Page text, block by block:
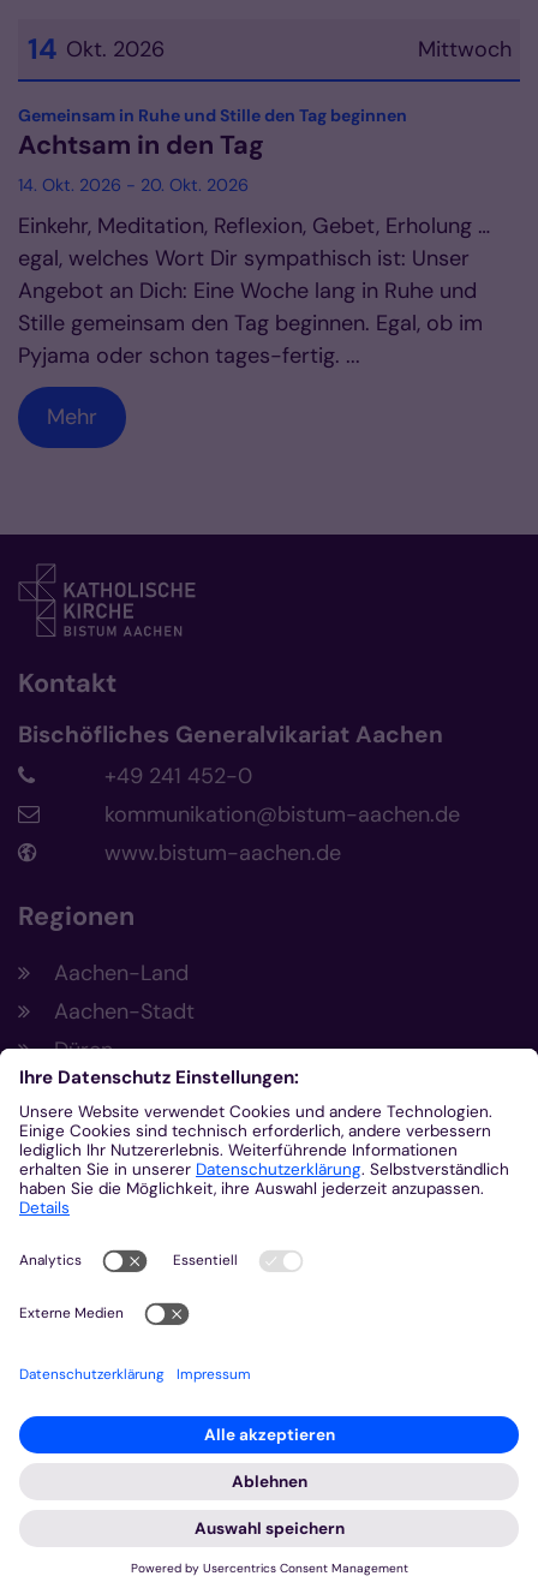
Mittwoch
14 Okt. 2026
Datum: 14. Oktober 2026
Gemeinsam in Ruhe und Stille den Tag beginnen
Achtsam in den Tag
14. Okt. 2026 - 20. Okt. 2026
Einkehr, Meditation, Reflexion, Gebet, Erholung …
egal, welches Wort Dir sympathisch ist: Unser
Angebot an Dich: Eine Woche lang in Ruhe und
Stille gemeinsam den Tag beginnen. Egal, ob im
Pyjama oder schon tages-fertig. ...
Mehr
Kontakt
Bischöfliches Generalvikariat Aachen
+49 241 452-0
kommunikation@bistum-aachen.de
www.bistum-aachen.de
Regionen
Aachen-Land
Aachen-Stadt
Düren
Eifel
Heinsberg
Kempen-Viersen
Krefeld
Mönchengladbach
Schwerpunkte
Heute bei dir
Kolumbienpartnerschaft
Umweltportal
Prävention